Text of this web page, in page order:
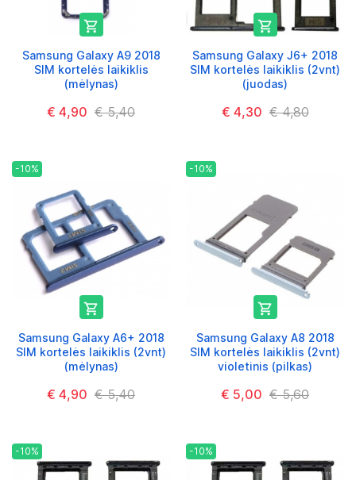

Samsung Galaxy A9 2018
SIM kortelės laikiklis
(mėlynas)
€ 4,90 € 5,40

Samsung Galaxy J6+ 2018
SIM kortelės laikiklis (2vnt)
(juodas)
€ 4,30 € 4,80
-10%

Samsung Galaxy A6+ 2018
SIM kortelės laikiklis (2vnt)
(mėlynas)
€ 4,90 € 5,40
-10%

Samsung Galaxy A8 2018
SIM kortelės laikiklis (2vnt)
violetinis (pilkas)
€ 5,00 € 5,60
-10% -10%